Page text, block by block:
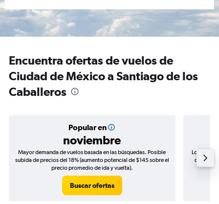
Encuentra ofertas de vuelos de
Ciudad de México a Santiago de los
Caballeros
Popular en
noviembre
Mayor demanda de vuelos basada en las búsquedas. Posible
subida de precios del 18% (aumento potencial de $145 sobre el
precio promedio de ida y vuelta).
Buscar ofertas
Los
de